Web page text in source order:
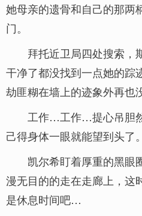
她母亲的遗骨和自己的那两
门。
拜托近卫局四处搜索，
干净了都没找到一点她的踪
劫匪糊在墙上的迹象外再也
工作…工作…提心吊胆
己得身体一眼就能望到头了。
凯尔希盯着厚重的黑眼
漫无目的的走在走廊上，这
是休息时间吧…